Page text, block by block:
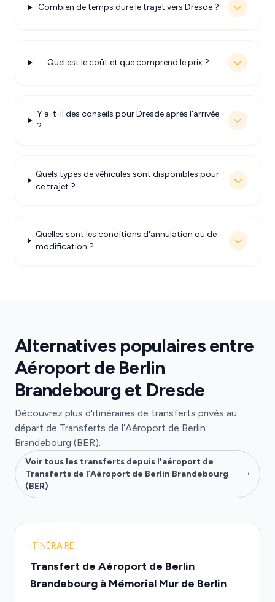
Combien de temps dure le trajet vers Dresde ?
Quel est le coût et que comprend le prix ?
Y a-t-il des conseils pour Dresde après l'arrivée
?
Quels types de véhicules sont disponibles pour
ce trajet ?
Quelles sont les conditions d'annulation ou de
modification ?
Alternatives populaires entre
Aéroport de Berlin
Brandebourg et Dresde
Découvrez plus d'itinéraires de transferts privés au
départ de Transferts de l’Aéroport de Berlin
Brandebourg (BER).
Voir tous les transferts depuis l'aéroport de
Transferts de l’Aéroport de Berlin Brandebourg
(BER)
ITINÉRAIRE
Transfert de Aéroport de Berlin
Brandebourg à Mémorial Mur de Berlin